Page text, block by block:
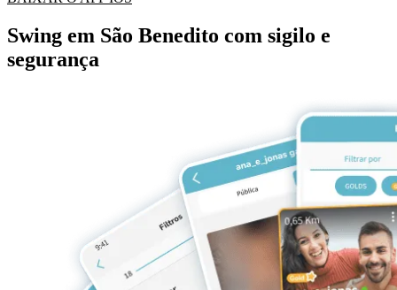
Swing em São Benedito com sigilo e
segurança